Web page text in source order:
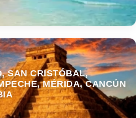
SAN CRISTÓBAL,
MÉRIDA, CANCÚN